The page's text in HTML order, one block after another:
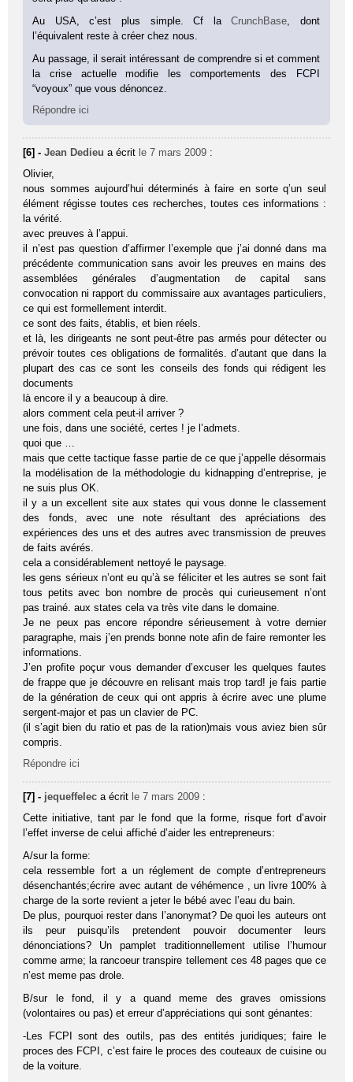
Au USA, c’est plus simple. Cf laCrunchBase, dont
l’équivalent reste à créer chez nous.
Au passage, il serait intéressant de comprendre si et comment
la crise actuelle modifie les comportements des FCPI
“voyoux” que vous dénoncez.
Répondre ici
[6] -Jean Dedieu a écrit le 7 mars 2009 :
Olivier,
nous sommes aujourd’hui déterminés à faire en sorte q’un seul
élément régisse toutes ces recherches, toutes ces informations :
la vérité.
avec preuves à l’appui.
il n’est pas question d’affirmer l’exemple que j’ai donné dans ma
précédente communication sans avoir les preuves en mains des
assemblées générales d’augmentation de capital sans
convocation ni rapport du commissaire aux avantages particuliers,
ce qui est formellement interdit.
ce sont des faits, établis, et bien réels.
et là, les dirigeants ne sont peut-être pas armés pour détecter ou
prévoir toutes ces obligations de formalités. d’autant que dans la
plupart des cas ce sont les conseils des fonds qui rédigent les
documents
là encore il y a beaucoup à dire.
alors comment cela peut-il arriver ?
une fois, dans une société, certes ! je l’admets.
quoi que …
mais que cette tactique fasse partie de ce que j’appelle désormais
la modélisation de la méthodologie du kidnapping d’entreprise, je
ne suis plus OK.
il y a un excellent site aux states qui vous donne le classement
des fonds, avec une note résultant des apréciations des
expériences des uns et des autres avec transmission de preuves
de faits avérés.
cela a considérablement nettoyé le paysage.
les gens sérieux n’ont eu qu’à se féliciter et les autres se sont fait
tous petits avec bon nombre de procès qui curieusement n’ont
pas trainé. aux states cela va très vite dans le domaine.
Je ne peux pas encore répondre sérieusement à votre dernier
paragraphe, mais j’en prends bonne note afin de faire remonter les
informations.
J’en profite poçur vous demander d’excuser les quelques fautes
de frappe que je découvre en relisant mais trop tard! je fais partie
de la génération de ceux qui ont appris à écrire avec une plume
sergent-major et pas un clavier de PC.
(il s’agit bien du ratio et pas de la ration)mais vous aviez bien sûr
compris.
Répondre ici
[7] - jequeffelec a écrit le 7 mars 2009 :
Cette initiative, tant par le fond que la forme, risque fort d’avoir
l’effet inverse de celui affiché d’aider les entrepreneurs:
A/sur la forme:
cela ressemble fort a un réglement de compte d’entrepreneurs
désenchantés;écrire avec autant de véhémence , un livre 100% à
charge de la sorte revient a jeter le bébé avec l’eau du bain.
De plus, pourquoi rester dans l’anonymat? De quoi les auteurs ont
ils peur puisqu’ils pretendent pouvoir documenter leurs
dénonciations? Un pamplet traditionnellement utilise l’humour
comme arme; la rancoeur transpire tellement ces 48 pages que ce
n’est meme pas drole.
B/sur le fond, il y a quand meme des graves omissions
(volontaires ou pas) et erreur d’appréciations qui sont génantes:
-Les FCPI sont des outils, pas des entités juridiques; faire le
proces des FCPI, c’est faire le proces des couteaux de cuisine ou
de la voiture.